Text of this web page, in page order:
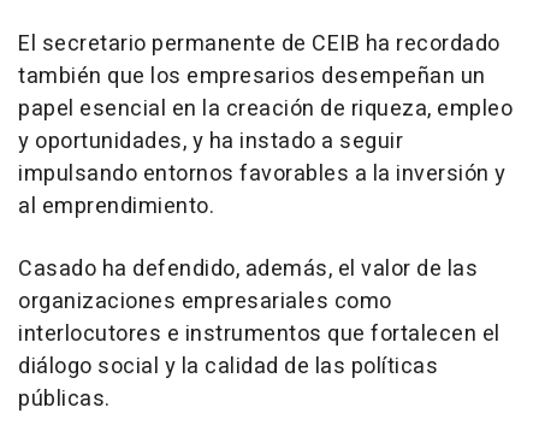
El secretario permanente de CEIB ha recordado
también que los empresarios desempeñan un
papel esencial en la creación de riqueza, empleo
y oportunidades, y ha instado a seguir
impulsando entornos favorables a la inversión y
al emprendimiento.
Casado ha defendido, además, el valor de las
organizaciones empresariales como
interlocutores e instrumentos que fortalecen el
diálogo social y la calidad de las políticas
públicas.